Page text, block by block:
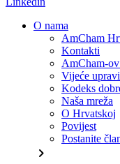
O nama
AmCham
Kontakti
AmCham-
Vijeće
Kodeks
Naša mreža
O Hrvatskoj
Povijest
Postanite
chevron_right